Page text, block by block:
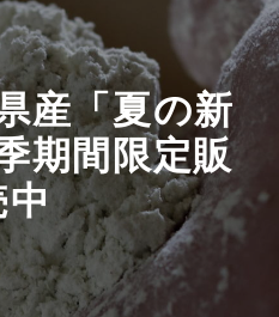
産「夏の新
期間限定販
中